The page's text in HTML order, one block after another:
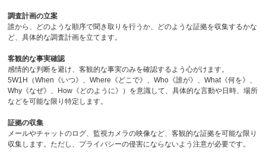
調査計画の立案
誰から、どのような順序で聞き取りを行うか、どのような証拠を収集するかな
ど、具体的な調査計画を立てます。
客観的な事実確認
感情的な判断を避け、客観的な事実のみを確認するよう心がけます。
5W1H
（When 《いつ》、Where 《どこで》、Who 《誰が》、What《何を》、
Why 《なぜ》、 How 《どのように》）を意識して、具体的な言動や日時、場所
などを可能な限り特定します。
証拠の収集
メールやチャットのログ、監視カメラの映像など、客観的な証拠を可能な限り
収集します。ただし、プライバシーの侵害にならないよう注意が必要です。